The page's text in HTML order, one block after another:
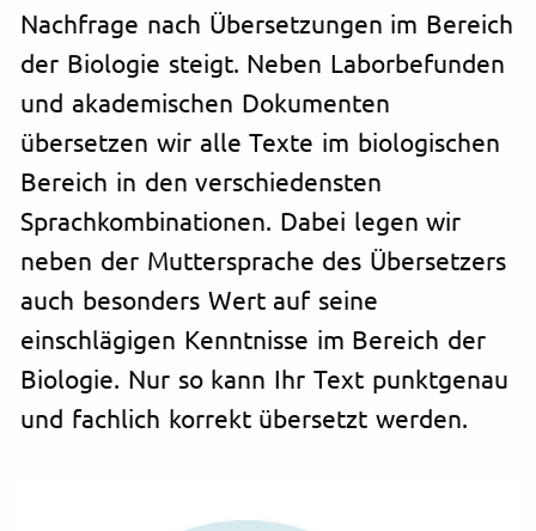
Nachfrage nach Übersetzungen im Bereich
der Biologie steigt. Neben Laborbefunden
und akademischen Dokumenten
übersetzen wir alle Texte im biologischen
Bereich in den verschiedensten
Sprachkombinationen. Dabei legen wir
neben der Muttersprache des Übersetzers
auch besonders Wert auf seine
einschlägigen Kenntnisse im Bereich der
Biologie. Nur so kann Ihr Text punktgenau
und fachlich korrekt übersetzt werden.